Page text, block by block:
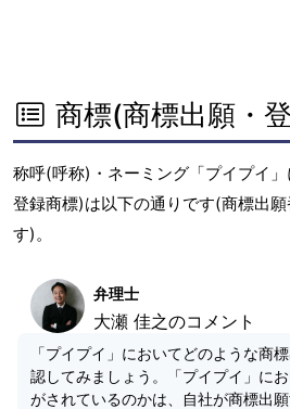
商標(商標出願・
称呼(呼称)・ネーミング「プイプイ
登録商標)は以下の通りです(商標出
す)。
弁理士
大瀬 佳之のコメント
「プイプイ」においてどのような商
認してみましょう。「プイプイ」に
がされているのかは、自社が商標出